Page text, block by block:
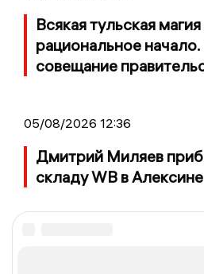
Всякая тульская
рациональное
совещание
05/08/2026 12:36
Дмитрий Миляев
складу WB в Алексине